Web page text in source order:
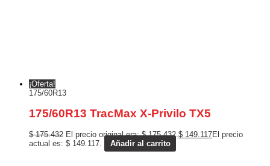
¡Oferta!
175/60R13
175/60R13 TracMax X-Privilo TX5
$175.432 El precio original era: $ 175.432.$ 149.117El precio
actual es: $ 149.117.
Añadir al carrito